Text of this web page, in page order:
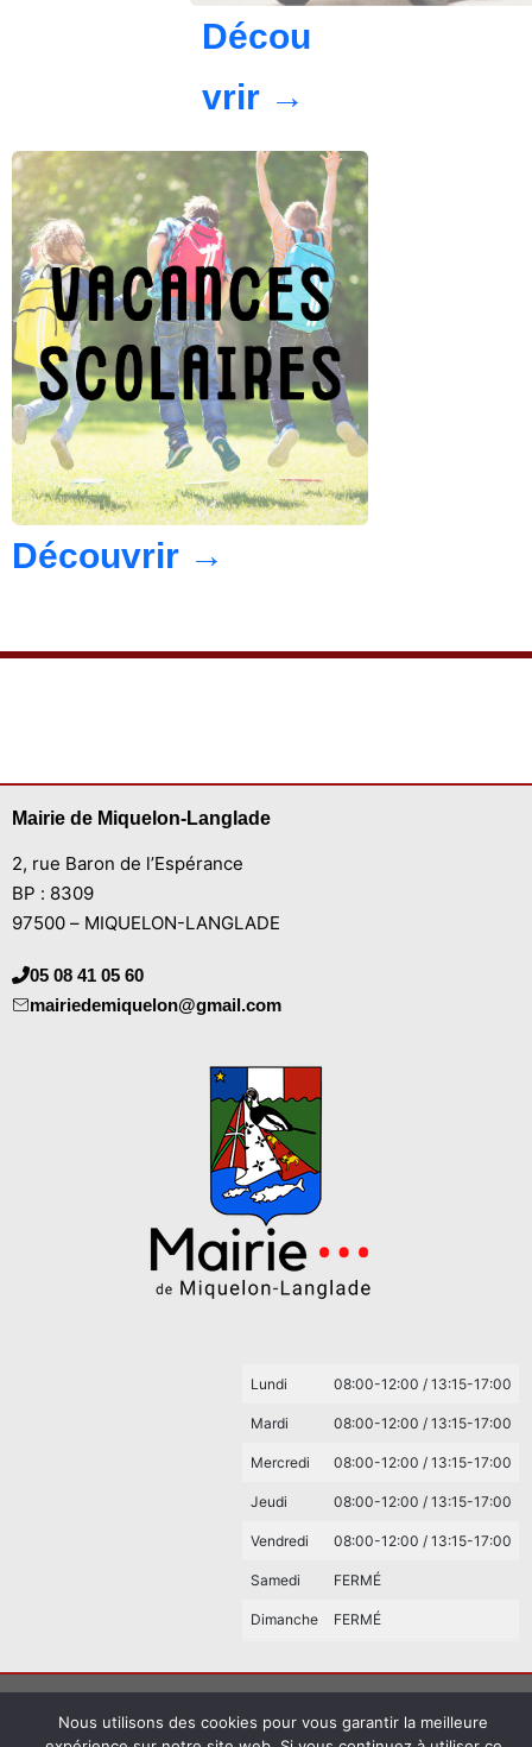
Décou
vrir →
Découvrir →
Mairie de Miquelon-Langlade
2, rue Baron de l’Espérance
BP : 8309
97500 – MIQUELON-LANGLADE
05 08 41 05 60
mairiedemiquelon@gmail.com
Lundi 08:00-12:00 / 13:15-17:00
Mardi 08:00-12:00 / 13:15-17:00
Mercredi 08:00-12:00 / 13:15-17:00
Jeudi 08:00-12:00 / 13:15-17:00
Vendredi 08:00-12:00 / 13:15-17:00
Samedi FERMÉ
Dimanche FERMÉ
Nous utilisons des cookies pour vous garantir la meilleure